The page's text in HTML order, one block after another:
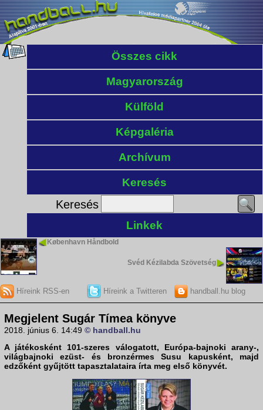
Összes cikk
Magyarország
Külföld
Képgaléria
Archívum
Keresés
Keresés
Linkek
København Håndbold
Svéd Kézilabda Szövetség
Híreink RSS-en Híreink a Twitteren handball.hu blog
Megjelent Sugár Tímea könyve
2018. június 6. 14:49 © handball.hu
A játékosként 101-szeres válogatott, Európa-bajnoki arany-,
világbajnoki ezüst- és bronzérmes Susu kapusként, majd
edzőként gyűjtött tapasztalataira írta meg első könyvét.